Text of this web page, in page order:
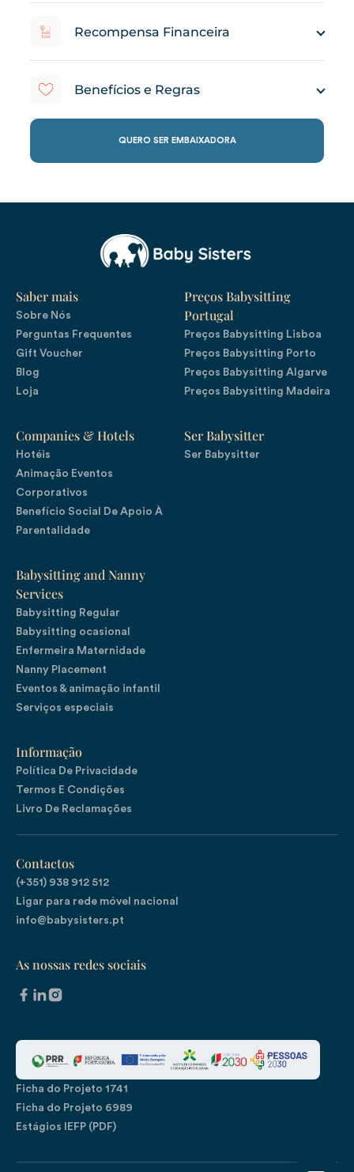
Recompensa Financeira
Benefícios e Regras
QUERO SER EMBAIXADORA
Saber mais
Sobre Nós
Perguntas Frequentes
Gift Voucher
Blog
Loja
Companies & Hotels
Hotéis
Animação Eventos
Corporativos
Benefício Social De Apoio À
Parentalidade
Preços Babysitting
Portugal
Preços Babysitting Lisboa
Preços Babysitting Porto
Preços Babysitting Algarve
Preços Babysitting Madeira
Ser Babysitter
Ser Babysitter
Babysitting and Nanny
Services
Babysitting Regular
Babysitting ocasional
Enfermeira Maternidade
Nanny Placement
Eventos & animação infantil
Serviços especiais
Informação
Política De Privacidade
Termos E Condições
Livro De Reclamações
Contactos
(+351) 938 912 512
Ligar para rede móvel nacional
info@babysisters.pt
As nossas redes sociais
Ficha do Projeto 1741
Ficha do Projeto 6989
Estágios IEFP (PDF)